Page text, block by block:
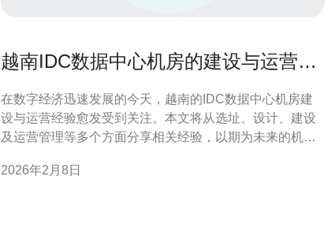
越南IDC数据中心机房的建设与运营经
在数字经济迅速发展的今天，越南的IDC数据中心机房建
设与运营经验愈发受到关注。本文将从选址、设计、建设
及运营管理等多个方面分享相关经验，以期为未来的机房
IDC数据中心机房主要集中在河内和胡志明市等大城市。
2026年2月8日